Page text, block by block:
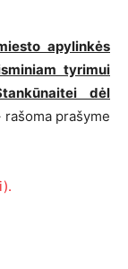
apylinkės
tyrimui
dėl
rašoma prašyme